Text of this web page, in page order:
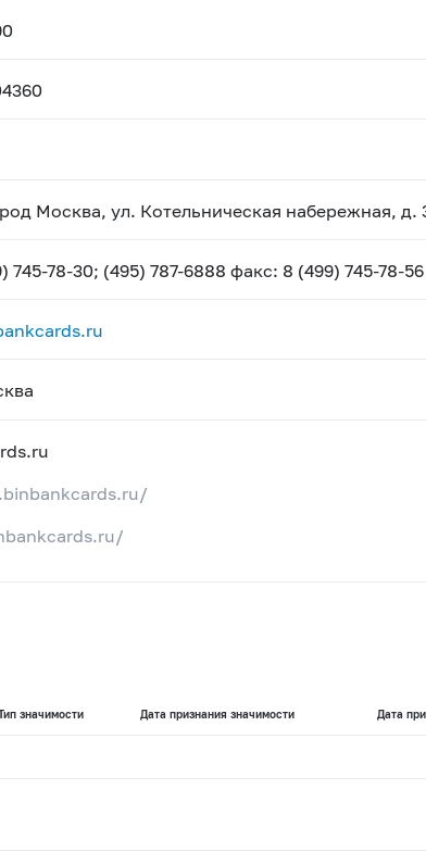
Москва, ул. Котельническая набережная, д.
745-78-30; (495) 787-6888 факс: 8 (499) 745-78-
значимости Дата признания значимости Дата